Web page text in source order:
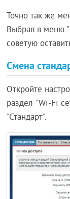
Точно так же
Выбрав в меню
советую
Смена
Откройте
раздел "Wi-Fi
"Стандарт".